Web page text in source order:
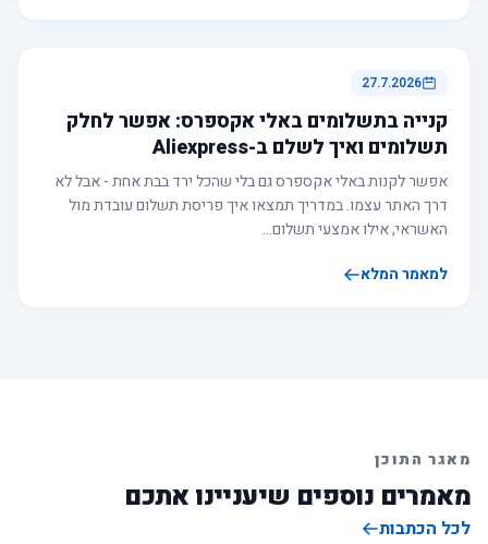
27.7.2026
קנייה בתשלומים באלי אקספרס: אפשר לחלק
תשלומים ואיך לשלם ב-Aliexpress
אפשר לקנות באלי אקספרס גם בלי שהכל ירד בבת אחת - אבל לא
דרך האתר עצמו. במדריך תמצאו איך פריסת תשלום עובדת מול
האשראי, אילו אמצעי תשלום…
למאמר המלא
מאגר התוכן
מאמרים נוספים שיעניינו אתכם
לכל הכתבות